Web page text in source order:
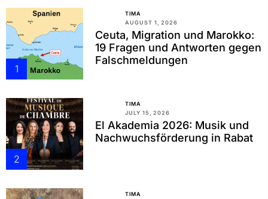
1
TIMA
AUGUST 1, 2026
Ceuta, Migration und Marokko:
19 Fragen und Antworten gegen
Falschmeldungen
2
TIMA
JULY 15, 2026
El Akademia 2026: Musik und
Nachwuchsförderung in Rabat
TIMA